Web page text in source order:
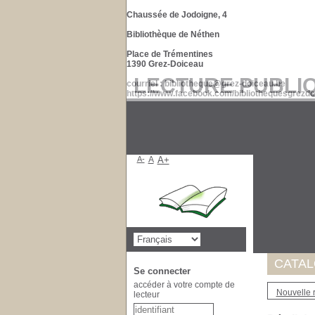
LECTURE
Nouvelle
Chaussée de Jodoigne, 4
Bibliothèque de Néthen
Place de Trémentines
1390 Grez-Doiceau
courriel : bibliotheque@grez-doiceau.be
https://www.facebook.com/
A- A A+
Se connecter
accéder à votre compte de
lecteur